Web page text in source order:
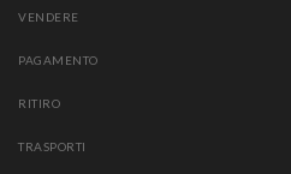
VENDERE
PAGAMENTO
RITIRO
TRASPORTI